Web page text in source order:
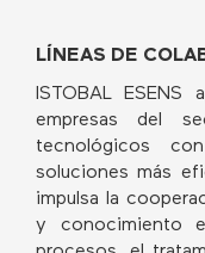
LÍNEAS DE
ISTOBAL
empresas del
tecnológicos
soluciones más
impulsa la
y conocimiento